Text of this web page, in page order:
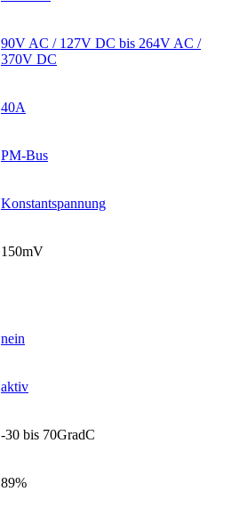
90V AC / 127V DC bis 264V AC /
370V DC
40A
PM-Bus
Konstantspannung
150mV
nein
aktiv
-30 bis 70GradC
89%